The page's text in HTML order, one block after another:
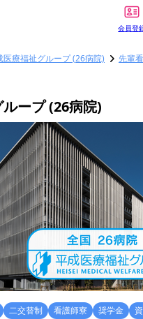
会員登
医療福祉グループ (26病院) 先輩
ープ (26病院)
二交替制 看護師寮 奨学金